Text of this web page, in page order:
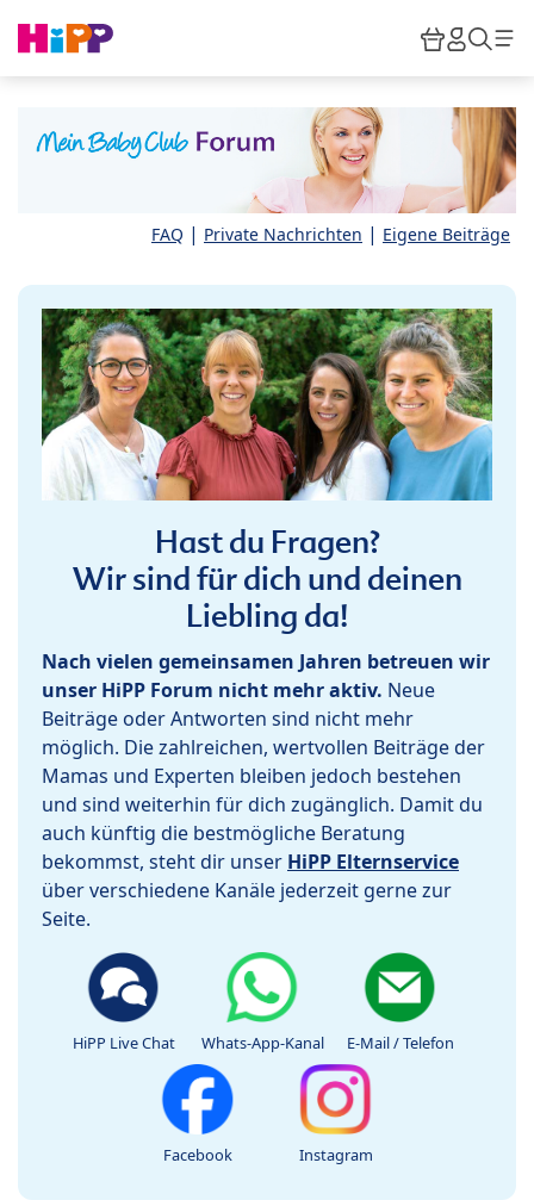
HiPP
FAQ | Private Nachrichten | Eigene Beiträge
Hast du Fragen?
Wir sind für dich und deinen
Liebling da!
Nach vielen gemeinsamen Jahren betreuen wir
unser HiPP Forum nicht mehr aktiv. Neue
Beiträge oder Antworten sind nicht mehr
möglich. Die zahlreichen, wertvollen Beiträge der
Mamas und Experten bleiben jedoch bestehen
und sind weiterhin für dich zugänglich. Damit du
auch künftig die bestmögliche Beratung
bekommst, steht dir unser HiPP Elternservice
über verschiedene Kanäle jederzeit gerne zur
Seite.
HiPP Live Chat Whats-App-Kanal E-Mail / Telefon
Facebook Instagram